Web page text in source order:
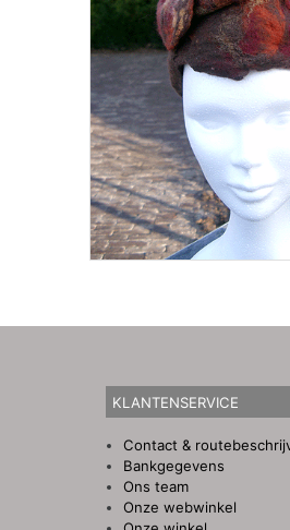
KLANTENSERVICE
Contact &
Bankgegevens
Ons team
Onze webwinkel